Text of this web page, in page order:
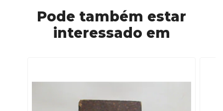
Pode também estar
interessado em